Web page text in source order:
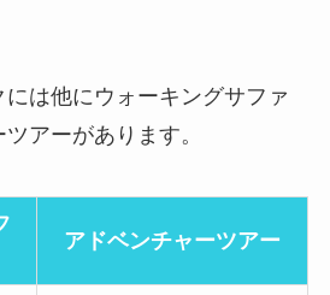
は他にウォーキングサファ
アーがあります。
アドベンチャーツアー